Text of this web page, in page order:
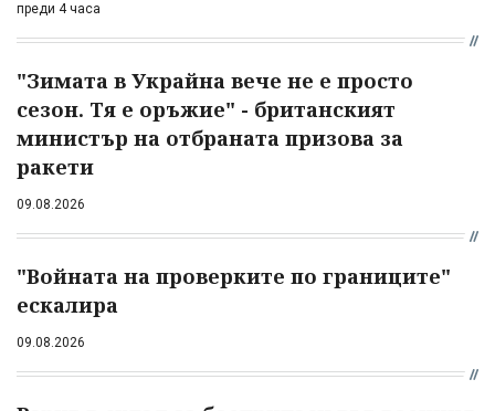
преди 4 часа
"Зимата в Украйна вече не е просто
сезон. Тя е оръжие" - британският
министър на отбраната призова за
ракети
09.08.2026
"Войната на проверките по границите"
ескалира
09.08.2026